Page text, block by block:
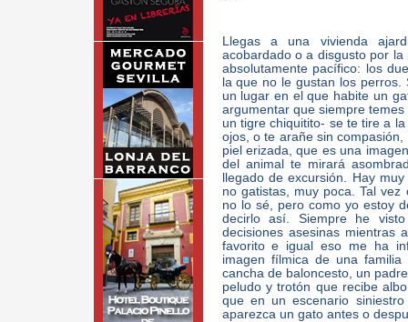
Llegas a una vivienda
acobardado o a disgusto por
absolutamente pacífico: los
la que no le gustan los
un lugar en el que habite un
argumentar que siempre
un tigre chiquitito- se te tire a
ojos, o te arañe sin
piel erizada, que es una
del animal te mirará
llegado de excursión. Hay
no gatistas, muy poca. Tal
no lo sé, pero como yo estoy
decirlo así. Siempre he
decisiones asesinas mientras
favorito e igual eso me ha
imagen fílmica de una
cancha de baloncesto, un
peludo y trotón que recibe
que en un escenario
aparezca un gato antes o